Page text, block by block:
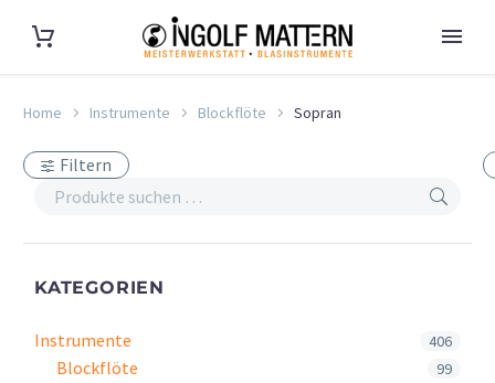
Home Instrumente Blockflöte Sopran
Filtern
KATEGORIEN
Instrumente 406
Blockflöte 99